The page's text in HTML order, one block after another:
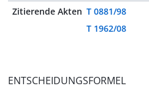
Zitierende Akten T 0881/98
T 1962/08
ENTSCHEIDUNGSFORMEL